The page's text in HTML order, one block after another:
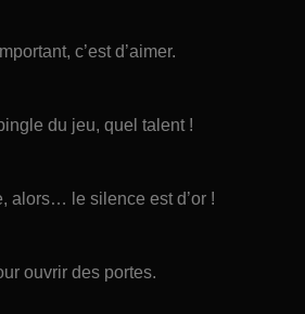
c’est d’aimer.
du jeu, quel talent !
alors… le silence est d’or !
ouvrir des portes.